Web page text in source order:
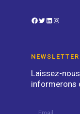
Facebook
TwitterLinkedIn
NEWSLETTER
Laissez-
informerons